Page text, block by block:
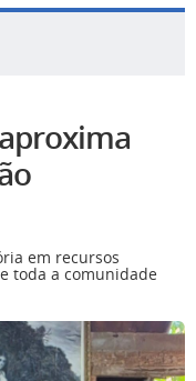
em recursos
toda a comunidade